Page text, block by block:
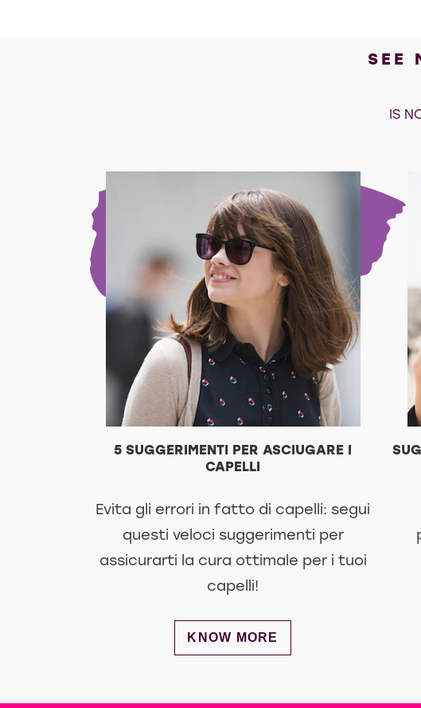
SEE
IS
5 SUGGERIMENTI PER ASCIUGARE I
CAPELLI
Evita gli errori in fatto di capelli: segui
questi veloci suggerimenti per
assicurarti la cura ottimale per i tuoi
capelli!
DISCOVER MORE ABOUT 5
KNOW MORE